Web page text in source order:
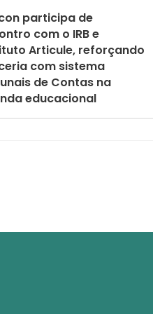
participa de
com o IRB e
Articule, reforçando
com sistema
de Contas na
educacional